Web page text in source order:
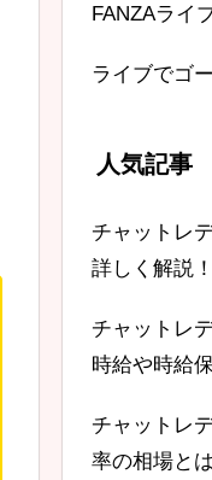
FANZAライ
ライブでゴ
人気記事
チャットレ
詳しく解説！
チャットレ
時給や時給
チャットレ
率の相場と